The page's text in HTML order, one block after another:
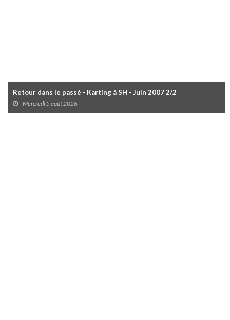
Retour dans le passé - Karting à SH - Juin 2007 2/2
Mercredi 5 août 2026